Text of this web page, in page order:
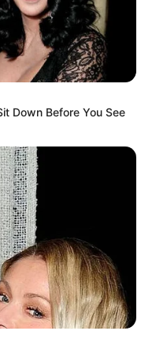
Down Before You See